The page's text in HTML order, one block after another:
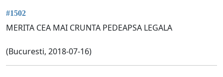
#1502
MERITA CEA MAI CRUNTA PEDEAPSA LEGALA
(Bucuresti, 2018-07-16)